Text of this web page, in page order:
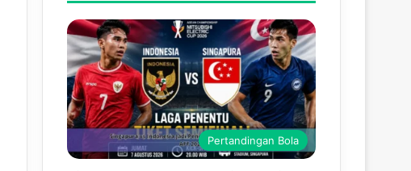
Pertandingan Bola